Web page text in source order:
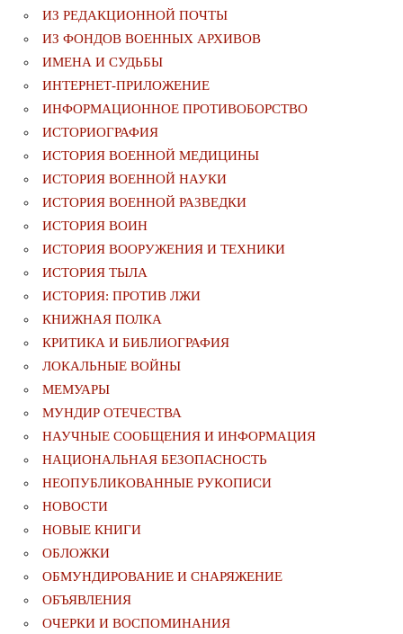
ИЗ РЕДАКЦИОННОЙ ПОЧТЫ
ИЗ ФОНДОВ ВОЕННЫХ АРХИВОВ
ИМЕНА И СУДЬБЫ
ИНТЕРНЕТ-ПРИЛОЖЕНИЕ
ИНФОРМАЦИОННОЕ ПРОТИВОБОРСТВО
ИСТОРИОГРАФИЯ
ИСТОРИЯ ВОЕННОЙ МЕДИЦИНЫ
ИСТОРИЯ ВОЕННОЙ НАУКИ
ИСТОРИЯ ВОЕННОЙ РАЗВЕДКИ
ИСТОРИЯ ВОИН
ИСТОРИЯ ВООРУЖЕНИЯ И ТЕХНИКИ
ИСТОРИЯ ТЫЛА
ИСТОРИЯ: ПРОТИВ ЛЖИ
КНИЖНАЯ ПОЛКА
КРИТИКА И БИБЛИОГРАФИЯ
ЛОКАЛЬНЫЕ ВОЙНЫ
МЕМУАРЫ
МУНДИР ОТЕЧЕСТВА
НАУЧНЫЕ СООБЩЕНИЯ И ИНФОРМАЦИЯ
НАЦИОНАЛЬНАЯ БЕЗОПАСНОСТЬ
НЕОПУБЛИКОВАННЫЕ РУКОПИСИ
НОВОСТИ
НОВЫЕ КНИГИ
ОБЛОЖКИ
ОБМУНДИРОВАНИЕ И СНАРЯЖЕНИЕ
ОБЪЯВЛЕНИЯ
ОЧЕРКИ И ВОСПОМИНАНИЯ